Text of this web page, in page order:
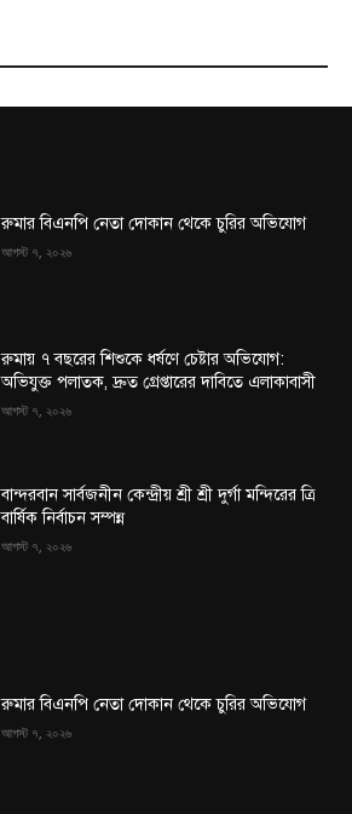
রুমার বিএনপি নেতা দোকান থেকে চুরির অভিযোগ
আগস্ট ৭, ২০২৬
রুমায় ৭ বছরের শিশুকে ধর্ষণে চেষ্টার অভিযোগ:
অভিযুক্ত পলাতক, দ্রুত গ্রেপ্তারের দাবিতে এলাকাবাসী
আগস্ট ৭, ২০২৬
বান্দরবান সার্বজনীন কেন্দ্রীয় শ্রী শ্রী দুর্গা মন্দিরের ত্রি
বার্ষিক নির্বাচন সম্পন্ন
আগস্ট ৭, ২০২৬
রুমার বিএনপি নেতা দোকান থেকে চুরির অভিযোগ
আগস্ট ৭, ২০২৬